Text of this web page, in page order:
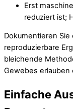
Erst
reduziert ist;
Dokumentieren
reproduzierbare
bleichende
Gewebes erlauben
Einfache